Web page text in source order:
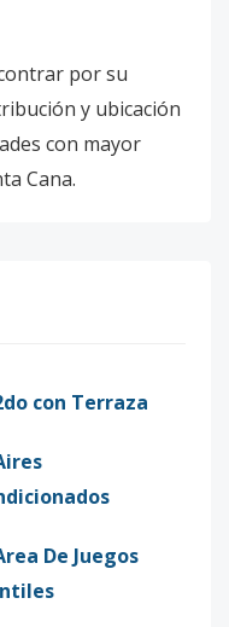
por su
y ubicación
con mayor
Cana.
con Terraza
De Juegos